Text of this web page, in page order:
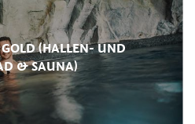
(HALLEN- UND
& SAUNA)